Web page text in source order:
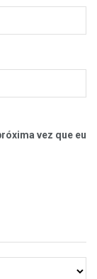
vez que eu